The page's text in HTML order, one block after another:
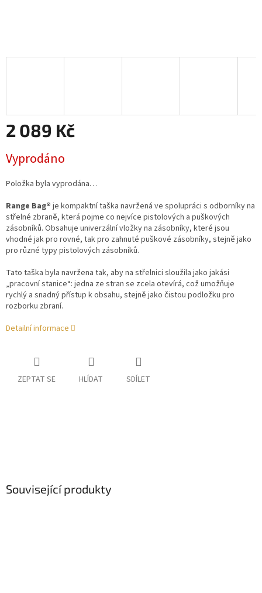
2 089 Kč
cena:
Vyprodáno
Položka byla vyprodána…
Range Bag® je kompaktní taška navržená ve spolupráci s odborníky na
střelné zbraně, která pojme co nejvíce pistolových a puškových
zásobníků. Obsahuje univerzální vložky na zásobníky, které jsou
vhodné jak pro rovné, tak pro zahnuté puškové zásobníky, stejně jako
pro různé typy pistolových zásobníků.
Tato taška byla navržena tak, aby na střelnici sloužila jako jakási
„pracovní stanice“: jedna ze stran se zcela otevírá, což umožňuje
rychlý a snadný přístup k obsahu, stejně jako čistou podložku pro
rozborku zbraní.
Detailní informace
ZEPTAT SE HLÍDAT SDÍLET
Související produkty